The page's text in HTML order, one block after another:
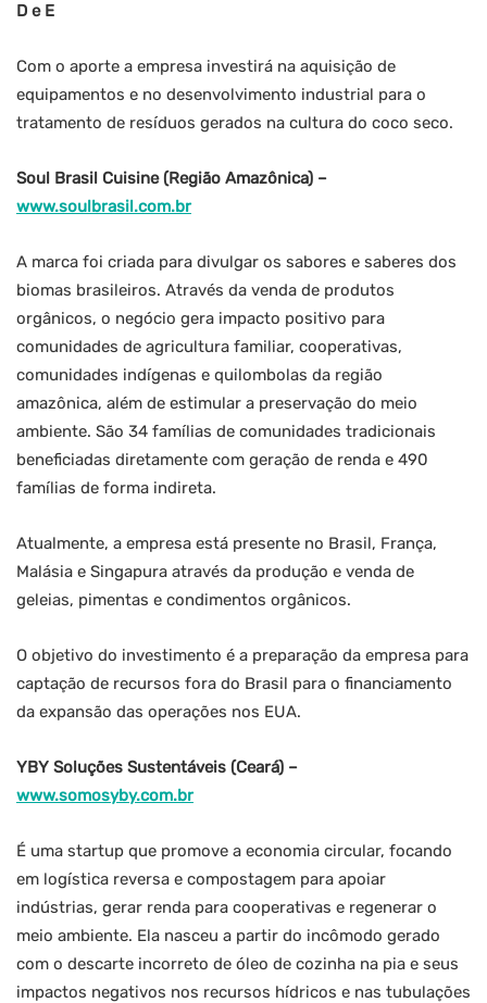
D e E
Com o aporte a empresa investirá na aquisição de
equipamentos e no desenvolvimento industrial para o
tratamento de resíduos gerados na cultura do coco seco.
Soul Brasil Cuisine (Região Amazônica) –
www.soulbrasil.com.br
A marca foi criada para divulgar os sabores e saberes dos
biomas brasileiros. Através da venda de produtos
orgânicos, o negócio gera impacto positivo para
comunidades de agricultura familiar, cooperativas,
comunidades indígenas e quilombolas da região
amazônica, além de estimular a preservação do meio
ambiente. São 34 famílias de comunidades tradicionais
beneficiadas diretamente com geração de renda e 490
famílias de forma indireta.
Atualmente, a empresa está presente no Brasil, França,
Malásia e Singapura através da produção e venda de
geleias, pimentas e condimentos orgânicos.
O objetivo do investimento é a preparação da empresa para
captação de recursos fora do Brasil para o financiamento
da expansão das operações nos EUA.
YBY Soluções Sustentáveis (Ceará) –
www.somosyby.com.br
É uma startup que promove a economia circular, focando
em logística reversa e compostagem para apoiar
indústrias, gerar renda para cooperativas e regenerar o
meio ambiente. Ela nasceu a partir do incômodo gerado
com o descarte incorreto de óleo de cozinha na pia e seus
impactos negativos nos recursos hídricos e nas tubulações